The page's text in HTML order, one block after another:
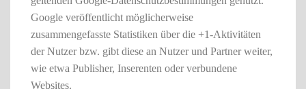
Google veröffentlicht möglicherweise
zusammengefasste Statistiken über die +1-Aktivitäten
der Nutzer bzw. gibt diese an Nutzer und Partner weiter,
wie etwa Publisher, Inserenten oder verbundene
Websites.